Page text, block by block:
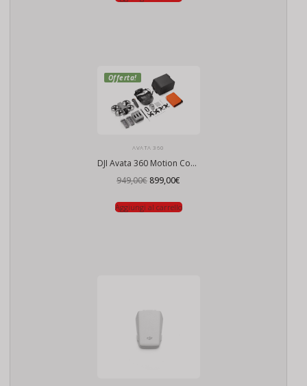
Offerta!
AVATA 360
DJI Avata 360 Motion Combo
949,00€ Il
prezzo
era:
949,00€.
899,00€
è:
899,00€.
Aggiungi al carrello